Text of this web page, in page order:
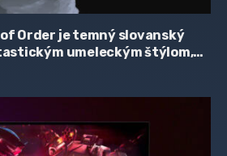
of Order je temný slovanský
umeleckým štýlom,